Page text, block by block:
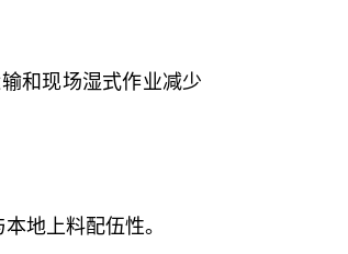
和现场湿式作业减少
地上料配伍性。